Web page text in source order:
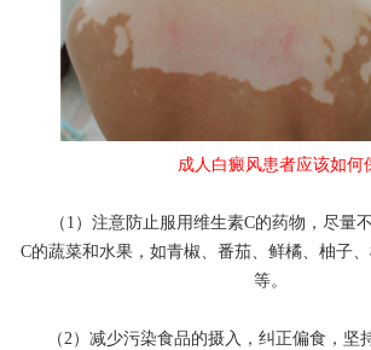
成人白癜风患者应该如何
（1）注意防止服用维生素C的药物，尽量
C的蔬菜和水果，如青椒、番茄、鲜橘、柚子
等。
（2）减少污染食品的摄入，纠正偏食，坚